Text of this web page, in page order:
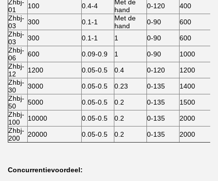
Zhbj-
01
100 0.4-4
Met de
hand
0-120
400
Zhbj-
03
300 0.1-1
Met de
hand
0-90
600
Zhbj-
03
300 0.1-1 1 0-90
600
Zhbj-
06
600 0.09-0.9 1 0-90
1000
Zhbj-
12
1200 0.05-0.5 0.4 0-120
1200
Zhbj-
30
3000 0.05-0.5 0.23 0-135
1400
Zhbj-
50
5000 0.05-0.5 0.2 0-135
1500
Zhbj-
100
10000 0.05-0.5 0.2 0-135
2000
Zhbj-
200
20000 0.05-0.5 0.2 0-135 2000
Concurrentievoordeel: